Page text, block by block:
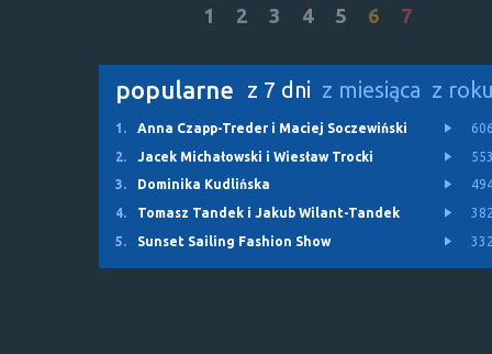
1
2 3 4 5 6 7
popularne z 7 dni z miesiąca z
1. Anna Czapp-Treder i Maciej Soczewiński
2.
Jacek Michałowski i Wiesław Trocki
3.
Dominika Kudlińska
4.
Tomasz Tandek i Jakub Wilant-Tandek
5.
Sunset Sailing Fashion Show